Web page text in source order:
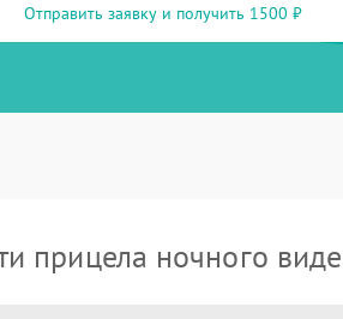
Отправить заявку и получить 1500 ₽
прицела ночного